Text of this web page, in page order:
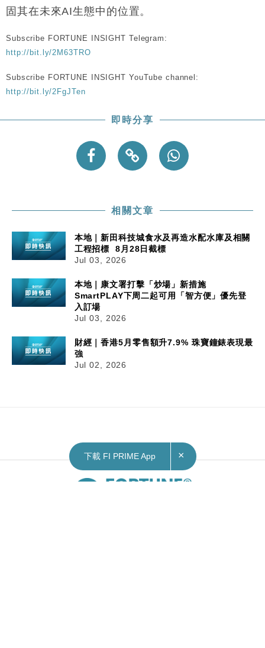
固其在未來AI生態中的位置。
Subscribe FORTUNE INSIGHT Telegram:
http://bit.ly/2M63TRO
Subscribe FORTUNE INSIGHT YouTube channel:
http://bit.ly/2FgJTen
即時分享
相關文章
本地｜新田科技城食水及再造水配水庫及相關
工程招標 8月28日截標
Jul 03, 2026
本地｜康文署打擊「炒場」新措施
SmartPLAY下周二起可用「智方便」優先登
入訂場
Jul 03, 2026
財經｜香港5月零售額升7.9% 珠寶鐘錶表現最
強
Jul 02, 2026
03/07/2026 13:44
下載 FI PRIME App ×